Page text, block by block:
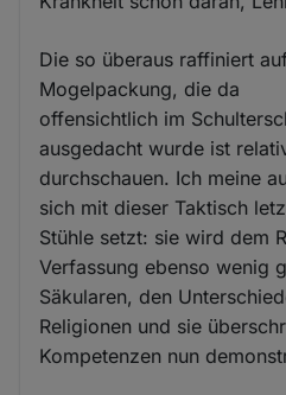
Die so überaus raffiniert
Mogelpackung, die da
offensichtlich im
ausgedacht wurde ist
durchschauen. Ich meine
sich mit dieser Taktisch
Stühle setzt: sie wird dem
Verfassung ebenso wenig
Säkularen, den
Religionen und sie
Kompetenzen nun